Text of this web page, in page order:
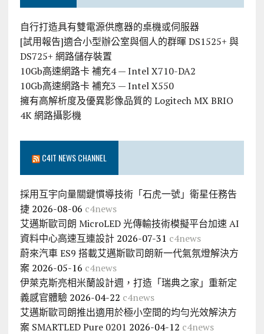
自行打造具有雙電源供應器的桌機或伺服器
[試用報告]適合小型辦公室與個人的群暉 DS1525+ 與
DS725+ 網路儲存裝置
10Gb高速網路卡 補充4 — Intel X710-DA2
10Gb高速網路卡 補充3 — Intel X550
擁有高解析度及優異影像品質的 Logitech MX BRIO
4K 網路攝影機
C4IT NEWS CHANNEL
採用互宇向量關鍵慣導技術「石虎一號」衛星任務告
捷 2026-08-06 c4news
艾邁斯歐司朗 MicroLED 光傳輸技術模擬平台加速 AI
資料中心高速互連設計 2026-07-31 c4news
蔚來汽車 ES9 搭載艾邁斯歐司朗新一代氣氛燈解決方
案 2026-05-16 c4news
伊萊克斯亮相米蘭設計週，打造「瑞典之家」重新定
義感官體驗 2026-04-22 c4news
艾邁斯歐司朗推出適用於極小空間的均勻光效解決方
案 SMARTLED Pure 0201 2026-04-12 c4news